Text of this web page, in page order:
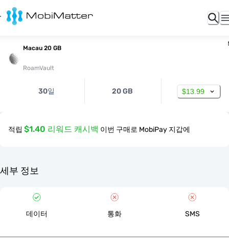
Macau 20 GB
RoamVault
30일 20 GB $13.99
적립 $1.40 리워드 캐시백 이번 구매로 MobiPay 지갑에
세부 정보
데이터 통화 SMS